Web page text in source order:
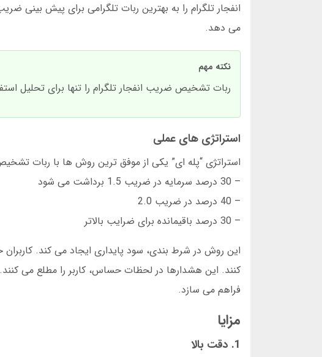
می دهد.
نکته مهم
ربات تشخیص ضریب انفجار تلگرام را تنها برای تحلیل
استراتژی های عملی
استراتژی “پله ای” یکی از موفق ترین روش ها با ربات
– 30 درصد سرمایه در ضریب 1.5 برداشت می شود
– 40 درصد در ضریب 2.0
– 30 درصد باقیمانده برای ضرایب بالاتر
این روش در شرط بندی، سود پایداری ایجاد می کند.
کنند. این هشدارها در لحظات حساس، کاربر را مطلع می
فراهم می سازد.
مزایا
1. دقت بالا